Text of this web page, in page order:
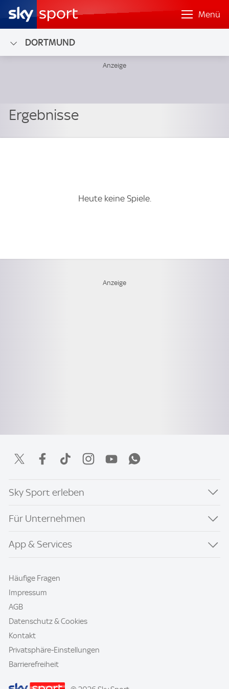
Menü
DORTMUND
Heute keine Spiele.
Sky Sport erleben
Für Unternehmen
App & Services
Häufige Fragen
Impressum
AGB
Datenschutz & Cookies
Kontakt
Privatsphäre-Einstellungen
Barrierefreiheit